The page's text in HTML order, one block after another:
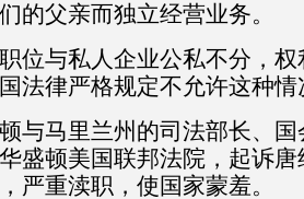
的父亲而独立经营业务。
位与私人企业公私不分，
法律严格规定不允许这种情
与马里兰州的司法部长、
盛顿美国联邦法院，起诉
严重渎职，使国家蒙羞。